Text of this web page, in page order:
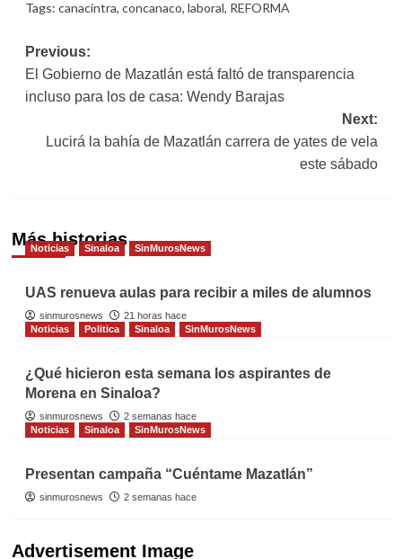
Tags: canacintra, concanaco, laboral, REFORMA
Post
navigation
Previous:
El Gobierno de Mazatlán está faltó de transparencia
incluso para los de casa: Wendy Barajas
Next:
Lucirá la bahía de Mazatlán carrera de yates de vela
este sábado
Más historias
Noticias Sinaloa SinMurosNews
UAS renueva aulas para recibir a miles de alumnos
sinmurosnews
21 horas hace
Noticias
Politica Sinaloa SinMurosNews
¿Qué hicieron esta semana los aspirantes de
Morena en Sinaloa?
sinmurosnews
2 semanas hace
Noticias
Sinaloa SinMurosNews
Presentan campaña “Cuéntame Mazatlán”
sinmurosnews 2 semanas hace
Advertisement Image